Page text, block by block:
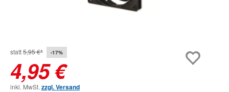
statt5,95 €* -17%
4,95 €
inkl. MwSt. zzgl. Versand